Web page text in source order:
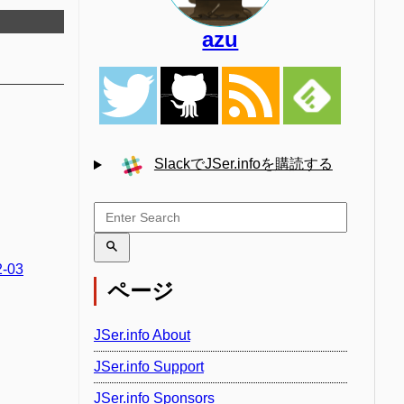
03
azu
SlackでJSer.infoを購読する
ページ
JSer.info About
JSer.info Support
JSer.info Sponsors